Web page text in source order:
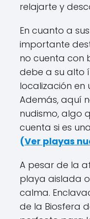
relajarte y
En cuanto a
importante
no cuenta con
debe a su alto
localización en
Además, aquí
nudismo, algo
cuenta si es
(Ver playas
A pesar de la
playa aislada
calma.
de la Biosfera